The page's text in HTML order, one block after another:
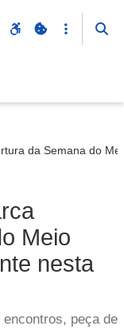
da Semana do
Meio
nesta
peça de